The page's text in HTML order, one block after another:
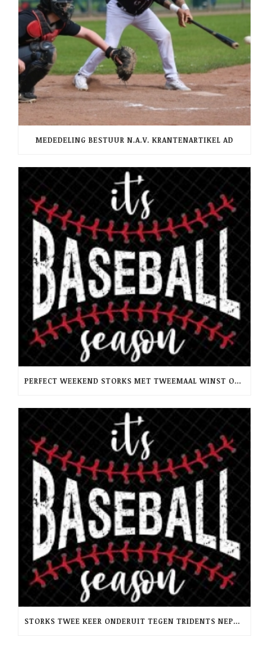
MEDEDELING BESTUUR N.A.V. KRANTENARTIKEL AD
PERFECT WEEKEND STORKS MET TWEEMAAL WINST OP RCH -PINQUINS
STORKS TWEE KEER ONDERUIT TEGEN TRIDENTS NEPTUNUS